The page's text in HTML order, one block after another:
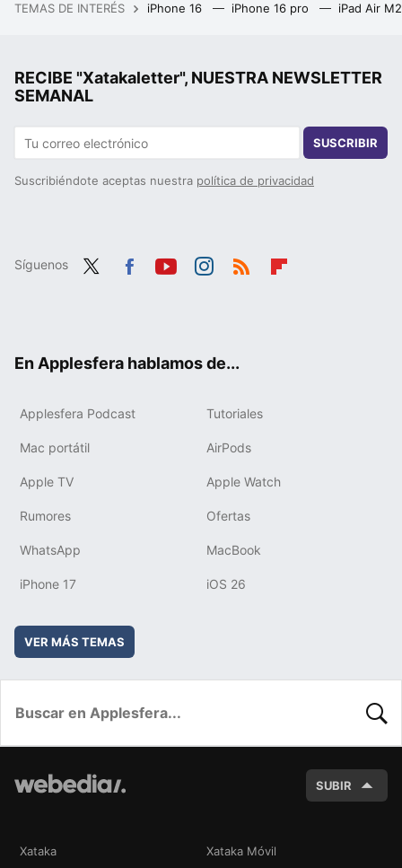
TEMAS DE INTERÉS iPhone 16 iPhone 16 pro iPad Air
RECIBE "Xatakaletter", NUESTRA NEWSLETTER
SEMANAL
SUSCRIBIR
Suscribiéndote aceptas nuestra política de privacidad
Síguenos
En Applesfera hablamos de...
Applesfera Podcast Tutoriales
Mac portátil AirPods
Apple TV Apple Watch
Rumores Ofertas
WhatsApp MacBook
iPhone 17 iOS 26
VER MÁS TEMAS
SUBIR
Xataka Xataka Móvil